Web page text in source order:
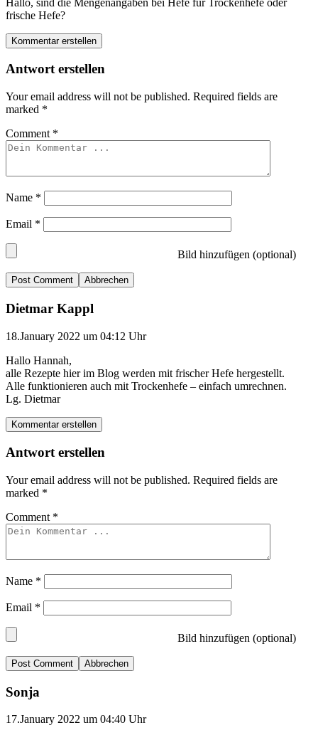
frische Hefe?
Kommentar erstellen
Antwort erstellen
Your email address will not be published. Required fields are
marked *
Comment *
Name *
Email *
Bild hinzufügen (optional)
Abbrechen
Dietmar Kappl
18.January 2022 um 04:12 Uhr
Hallo Hannah,
alle Rezepte hier im Blog werden mit frischer Hefe hergestellt.
Alle funktionieren auch mit Trockenhefe – einfach umrechnen.
Lg. Dietmar
Kommentar erstellen
Antwort erstellen
Your email address will not be published. Required fields are
marked *
Comment *
Name *
Email *
Bild hinzufügen (optional)
Abbrechen
Sonja
17.January 2022 um 04:40 Uhr